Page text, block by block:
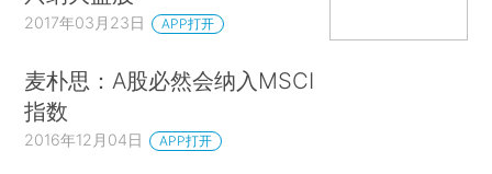
2017年03月23日 APP打开
麦朴思：A股必然会纳入MSCI
指数
2016年12月04日 APP打开